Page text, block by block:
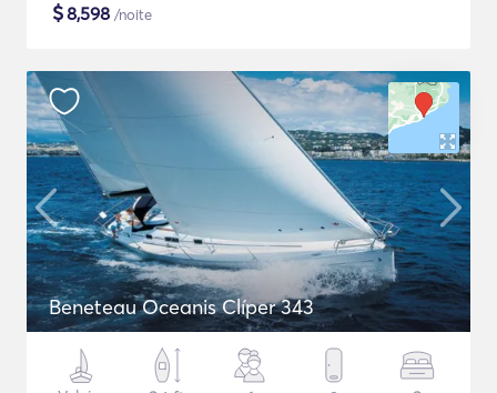
$8,598 /noite
Beneteau Oceanis Clíper 343